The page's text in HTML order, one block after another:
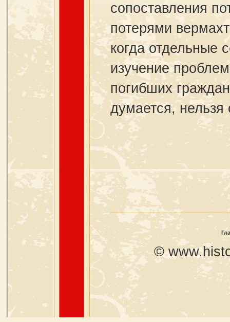
сопоставления
потерями
когда отдельные
изучение
погибших
думается, нельзя
©